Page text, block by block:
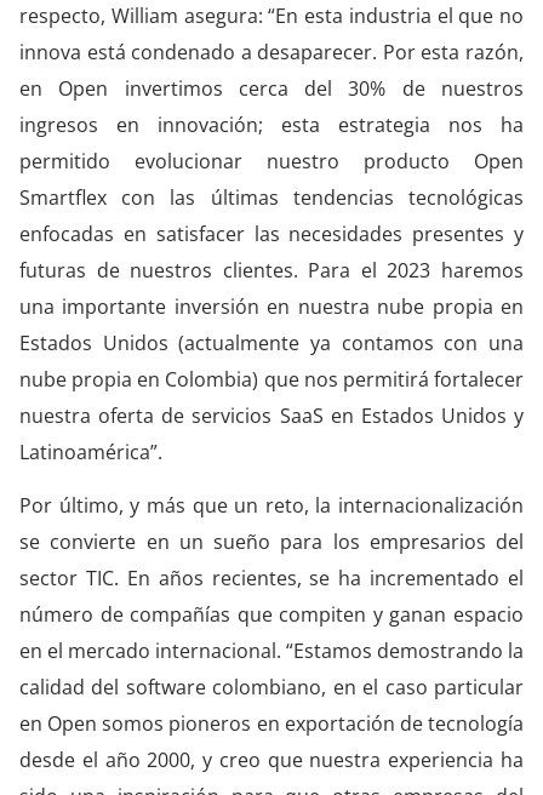
respecto, William asegura: “En esta industria el que no
innova está condenado a desaparecer. Por esta razón,
en Open invertimos cerca del 30% de nuestros
ingresos en innovación; esta estrategia nos ha
permitido evolucionar nuestro producto Open
Smartflex con las últimas tendencias tecnológicas
enfocadas en satisfacer las necesidades presentes y
futuras de nuestros clientes. Para el 2023 haremos
una importante inversión en nuestra nube propia en
Estados Unidos (actualmente ya contamos con una
nube propia en Colombia) que nos permitirá fortalecer
nuestra oferta de servicios SaaS en Estados Unidos y
Latinoamérica”.
Por último, y más que un reto, la internacionalización
se convierte en un sueño para los empresarios del
sector TIC. En años recientes, se ha incrementado el
número de compañías que compiten y ganan espacio
en el mercado internacional. “Estamos demostrando la
calidad del software colombiano, en el caso particular
en Open somos pioneros en exportación de tecnología
desde el año 2000, y creo que nuestra experiencia ha